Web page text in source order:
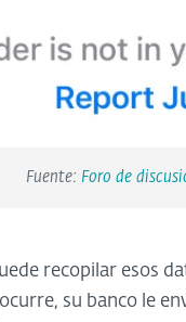
Fuente: Foro de
recopilar esos
su banco le